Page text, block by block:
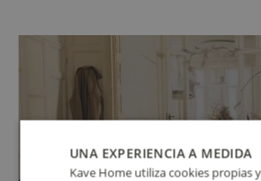
UNA EXPERIENCIA A MEDIDA
Kave Home utiliza cookies propias